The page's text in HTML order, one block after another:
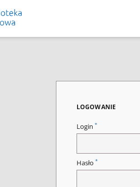
LOGOWANIE
Login *
Hasło *